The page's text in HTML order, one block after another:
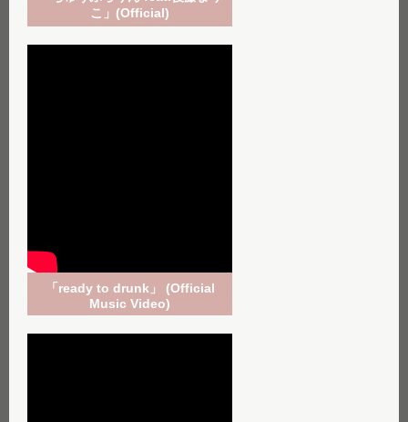
こ」(Official)
「ready to drunk」 (Official
Music Video)